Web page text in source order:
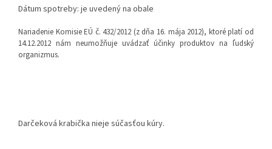
Dátum spotreby: je uvedený na obale
Nariadenie Komisie EÚ č. 432/2012 (z dňa 16. mája 2012), ktoré platí od
14.12.2012 nám neumožňuje uvádzať účinky produktov na ľudský
organizmus.
Darčeková krabička nieje súčasťou kúry.